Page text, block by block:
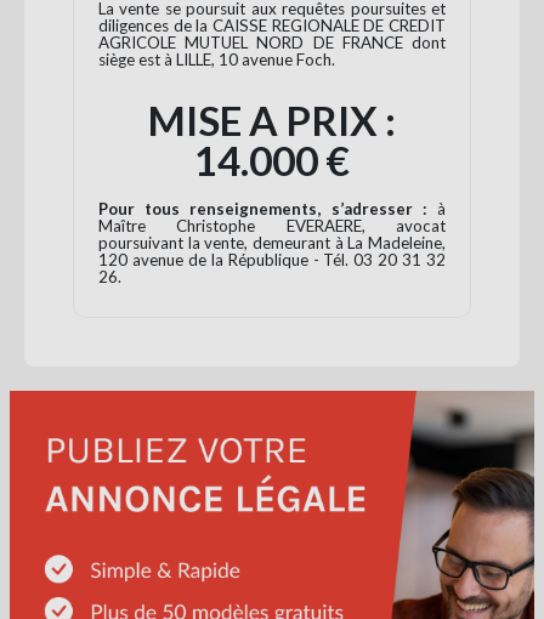
La vente se poursuit aux requêtes poursuites et
diligences de la CAISSE REGIONALE DE CREDIT
AGRICOLE MUTUEL NORD DE FRANCE dont
siège est à LILLE, 10 avenue Foch.
MISE A PRIX :
14.000 €
Pour tous renseignements, s’adresser : à
Maître Christophe EVERAERE, avocat
poursuivant la vente, demeurant à La Madeleine,
120 avenue de la République - Tél. 03 20 31 32
26.